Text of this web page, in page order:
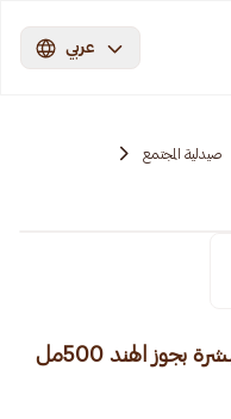
عربي
صيدلية المجتمع
الهند 500مل